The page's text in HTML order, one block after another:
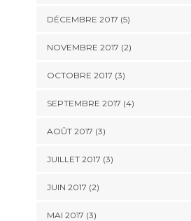
DÉCEMBRE 2017 (5)
NOVEMBRE 2017 (2)
OCTOBRE 2017 (3)
SEPTEMBRE 2017 (4)
AOÛT 2017 (3)
JUILLET 2017 (3)
JUIN 2017 (2)
MAI 2017 (3)